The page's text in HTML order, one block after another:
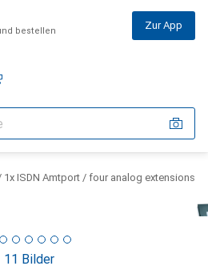
bestellen Zur App
1x ISDN Amtport / four analog extensions
11 Bilder